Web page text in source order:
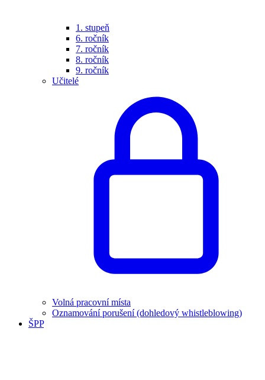
1. stupeň
6. ročník
7. ročník
8. ročník
9. ročník
Učitelé
Volná pracovní místa
Oznamování porušení (dohledový whistleblowing)
ŠPP